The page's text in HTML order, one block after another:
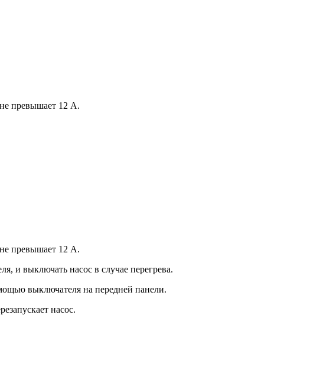
превышает 12 А.
превышает 12 А.
и выключать насос в случае перегрева.
выключателя на передней панели.
насос.